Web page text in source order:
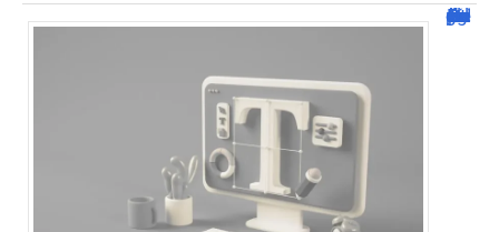
Dafont Police : guide complet pour télécharger !